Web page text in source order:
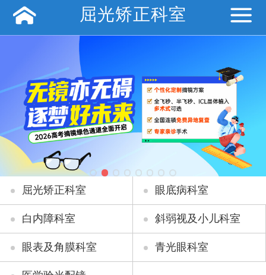
屈光矫正科室
屈光矫正科室 眼底病科室
白内障科室 斜弱视及小儿科室
眼表及角膜科室 青光眼科室